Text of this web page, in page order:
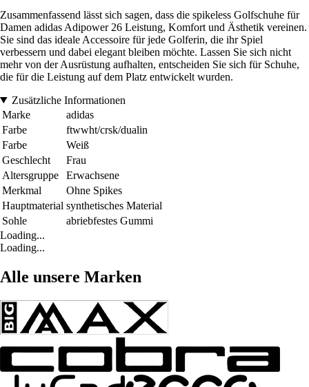
Zusammenfassend lässt sich sagen, dass die spikeless Golfschuhe für
Damen adidas Adipower 26 Leistung, Komfort und Ästhetik vereinen.
Sie sind das ideale Accessoire für jede Golferin, die ihr Spiel
verbessern und dabei elegant bleiben möchte. Lassen Sie sich nicht
mehr von der Ausrüstung aufhalten, entscheiden Sie sich für Schuhe,
die für die Leistung auf dem Platz entwickelt wurden.
Zusätzliche Informationen
Marke
adidas
Farbe
ftwwht/crsk/dualin
Farbe
Weiß
Geschlecht
Frau
Altersgruppe
Erwachsene
Merkmal
Ohne Spikes
Hauptmaterial synthetisches Material
Sohle
abriebfestes Gummi
Loading...
Loading...
Alle unsere Marken